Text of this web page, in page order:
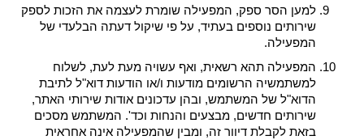
למען הסר ספק, המפעילה שומרת לעצמה את הזכות לספק
שירותים נוספים בעתיד, על פי שיקול דעתה הבלעדי של
המפעילה.
המפעילה תהא רשאית, ואף עשויה מעת לעת, לשלוח
למשתמשיה הרשומים מודעות ו/או הודעות דוא"ל לתיבת
הדוא"ל של המשתמש, ובהן עדכונים אודות שירותי האתר,
שירותים חדשים, מבצעים והנחות וכד'. המשתמש מסכים
בזאת לקבלת דיוור זה, ומבין שהמפעילה אינה אחראית